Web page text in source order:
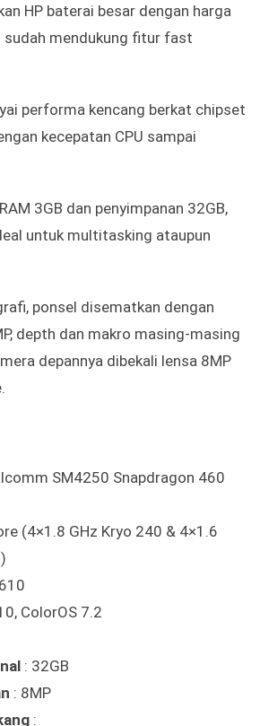
HP baterai besar dengan harga
sudah mendukung fitur fast
performa kencang berkat chipset
kecepatan CPU sampai
3GB dan penyimpanan 32GB,
untuk multitasking ataupun
ponsel disematkan dengan
depth dan makro masing-masing
depannya dibekali lensa 8MP
SM4250 Snapdragon 460
(4×1.8 GHz Kryo 240 & 4×1.6
ColorOS 7.2
: 32GB
: 8MP
: